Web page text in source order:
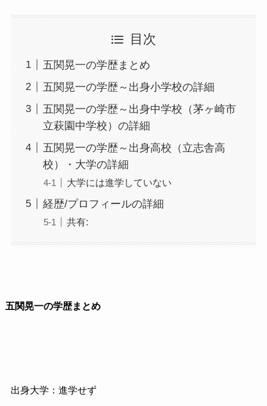
目次
五関晃一の学歴まとめ
五関晃一の学歴～出身小学校の詳細
五関晃一の学歴～出身中学校（茅ヶ崎市
立萩園中学校）の詳細
五関晃一の学歴～出身高校（立志舎高
校）・大学の詳細
大学には進学していない
経歴/プロフィールの詳細
共有:
五関晃一の学歴まとめ
出身大学：進学せず